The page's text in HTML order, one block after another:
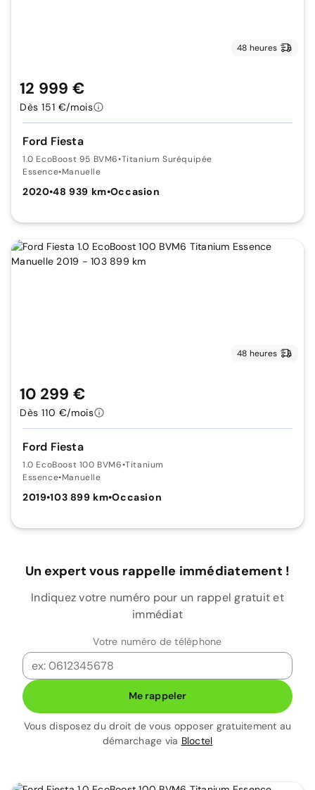
48 heures
Ford Fiesta
1.0 EcoBoost 95 BVM6•Titanium Suréquipée
Essence•Manuelle
2020•48 939 km•Occasion
12 999 €
Dès 151 €/mois
48 heures
Ford Fiesta
1.0 EcoBoost 100 BVM6•Titanium
Essence•Manuelle
2019•103 899 km•Occasion
10 299 €
Dès 110 €/mois
Un expert vous rappelle immédiatement !
Indiquez votre numéro pour un rappel gratuit et
immédiat
Votre numéro de téléphone
Me rappeler
Vous disposez du droit de vous opposer gratuitement au
démarchage via Bloctel